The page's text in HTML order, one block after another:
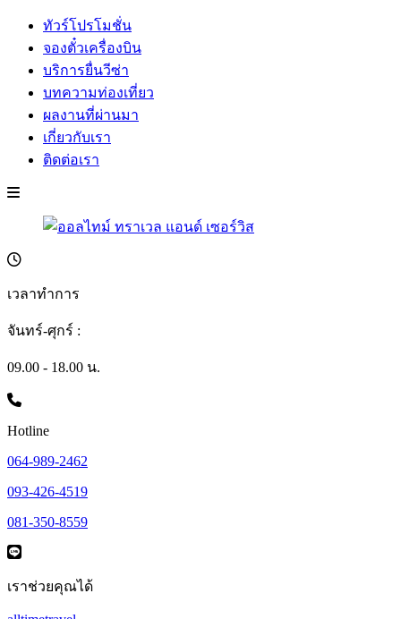
ทัวร์โปรโมชั่น
จองตั๋วเครื่องบิน
บริการยื่นวีซ่า
บทความท่องเที่ยว
ผลงานที่ผ่านมา
เกี่ยวกับเรา
ติดต่อเรา
เวลาทำการ
จันทร์-ศุกร์ :
09.00 - 18.00 น.
Hotline
064-989-2462
093-426-4519
081-350-8559
เราช่วยคุณได้